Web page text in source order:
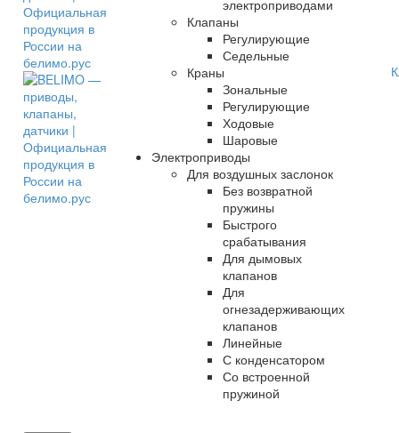
электроприводами
Клапаны
Регулирующие
Седельные
Краны
Зональные
Регулирующие
Ходовые
Шаровые
Электроприводы
Для воздушных заслонок
Без возвратной
пружины
Быстрого
срабатывания
Для дымовых
клапанов
Для
огнезадерживающих
клапанов
Линейные
С конденсатором
Со встроенной
пружиной